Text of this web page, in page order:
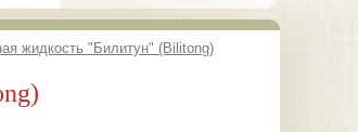
жидкость "Билитун" (Bilitong)